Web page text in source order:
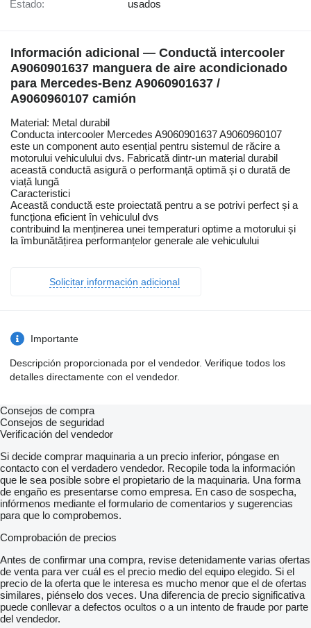
Estado: usados
Información adicional — Conductă intercooler
A9060901637 manguera de aire acondicionado
para Mercedes-Benz A9060901637 /
A9060960107 camión
Material: Metal durabil
Conducta intercooler Mercedes A9060901637 A9060960107
este un component auto esențial pentru sistemul de răcire a
motorului vehiculului dvs. Fabricată dintr-un material durabil
această conductă asigură o performanță optimă și o durată de
viață lungă
Caracteristici
Această conductă este proiectată pentru a se potrivi perfect și a
funcționa eficient în vehiculul dvs
contribuind la menținerea unei temperaturi optime a motorului și
la îmbunătățirea performanțelor generale ale vehiculului
Solicitar información adicional
Importante
Descripción proporcionada por el vendedor. Verifique todos los
detalles directamente con el vendedor.
Consejos de compra
Consejos de seguridad
Verificación del vendedor
Si decide comprar maquinaria a un precio inferior, póngase en
contacto con el verdadero vendedor. Recopile toda la información
que le sea posible sobre el propietario de la maquinaria. Una forma
de engaño es presentarse como empresa. En caso de sospecha,
infórmenos mediante el formulario de comentarios y sugerencias
para que lo comprobemos.
Comprobación de precios
Antes de confirmar una compra, revise detenidamente varias ofertas
de venta para ver cuál es el precio medio del equipo elegido. Si el
precio de la oferta que le interesa es mucho menor que el de ofertas
similares, piénselo dos veces. Una diferencia de precio significativa
puede conllevar a defectos ocultos o a un intento de fraude por parte
del vendedor.